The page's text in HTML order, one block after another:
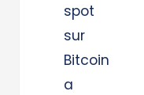
spot
sur
Bitcoin
a